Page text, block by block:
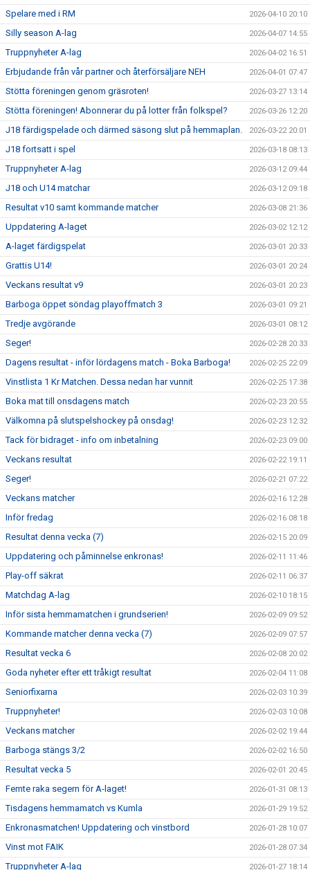
Spelare med i RM 2026-04-10 20:10
Silly season A-lag 2026-04-07 14:55
Truppnyheter A-lag 2026-04-02 16:51
Erbjudande från vår partner och återförsäljare NEH 2026-04-01 07:47
Stötta föreningen genom gräsroten! 2026-03-27 13:14
Stötta föreningen! Abonnerar du på lotter från folkspel? 2026-03-26 12:20
J18 färdigspelade och därmed säsong slut på hemmaplan. 2026-03-22 20:01
J18 fortsatt i spel 2026-03-18 08:13
Truppnyheter A-lag 2026-03-12 09:44
J18 och U14 matchar 2026-03-12 09:18
Resultat v10 samt kommande matcher 2026-03-08 21:36
Uppdatering A-laget 2026-03-02 12:12
A-laget färdigspelat 2026-03-01 20:33
Grattis U14! 2026-03-01 20:24
Veckans resultat v9 2026-03-01 20:23
Barboga öppet söndag playoffmatch 3 2026-03-01 09:21
Tredje avgörande 2026-03-01 08:12
Seger! 2026-02-28 20:33
Dagens resultat - inför lördagens match - Boka Barboga! 2026-02-25 22:09
Vinstlista 1 Kr Matchen. Dessa nedan har vunnit 2026-02-25 17:38
Boka mat till onsdagens match 2026-02-23 20:55
Välkomna på slutspelshockey på onsdag! 2026-02-23 12:32
Tack för bidraget - info om inbetalning 2026-02-23 09:00
Veckans resultat 2026-02-22 19:11
Seger! 2026-02-21 07:22
Veckans matcher 2026-02-16 12:28
Inför fredag 2026-02-16 08:18
Resultat denna vecka (7) 2026-02-15 20:09
Uppdatering och påminnelse enkronas! 2026-02-11 11:46
Play-off säkrat 2026-02-11 06:37
Matchdag A-lag 2026-02-10 18:15
Inför sista hemmamatchen i grundserien! 2026-02-09 09:52
Kommande matcher denna vecka (7) 2026-02-09 07:57
Resultat vecka 6 2026-02-08 20:02
Goda nyheter efter ett tråkigt resultat 2026-02-04 11:08
Seniorfixarna 2026-02-03 10:39
Truppnyheter! 2026-02-03 10:08
Veckans matcher 2026-02-02 19:44
Barboga stängs 3/2 2026-02-02 16:50
Resultat vecka 5 2026-02-01 20:45
Femte raka segern för A-laget! 2026-01-31 08:13
Tisdagens hemmamatch vs Kumla 2026-01-29 19:52
Enkronasmatchen! Uppdatering och vinstbord 2026-01-28 10:07
Vinst mot FAIK 2026-01-28 07:34
Truppnyheter A-lag 2026-01-27 18:14